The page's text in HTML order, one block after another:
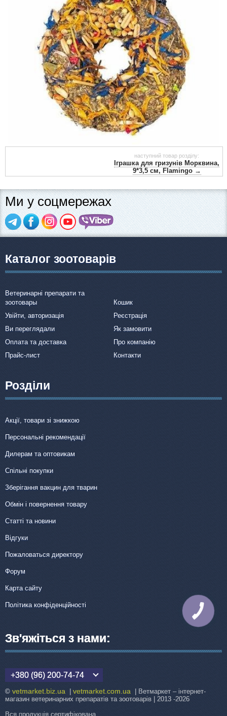
наступний товар розділу:
Іграшка для гризунів Морквина,
9*3,5 см, Flamingo →
Ми у соцмережах
Каталог зоотоварів
Ветеринарні препарати та
зоотовары
Кошик
Увійти, авторизація
Реєстрація
Ви переглядали
Як замовити
Оплата та доставка
Про компанію
Прайс-лист
Контакти
Розділи
Акції, товари зі знижкою
Персональні рекомендації
Дилерам та оптовикам
Спільні покупки
Зберігання вакцин для тварин
Обмін і повернення товару
Статті та новини
Відгуки
Пожаловаться директору
Форум
Карта сайту
Політика конфіденційності
Зв'яжіться з нами:
+380 (96) 200-74-74
© vetmarket.biz.ua vetmarket.com.ua | Ветмаркет – інтернет-
магазин ветеринарних препаратів та зоотоварів | 2013 -2026
Вся продукція сертифікована
КНОПКА
ЗВ'ЯЗКУ